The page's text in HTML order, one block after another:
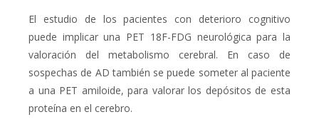
El estudio de los pacientes con deterioro cognitivo
puede implicar una PET 18F-FDG neurológica para la
valoración del metabolismo cerebral. En caso de
sospechas de AD también se puede someter al paciente
a una PET amiloide, para valorar los depósitos de esta
proteína en el cerebro.